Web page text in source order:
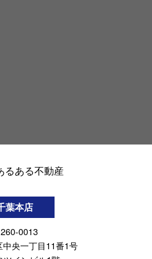
葉本店
0013
央一丁目11番1号